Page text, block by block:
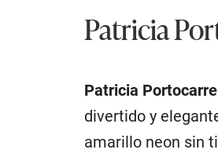
Patricia
Patricia
divertido y
amarillo neon sin